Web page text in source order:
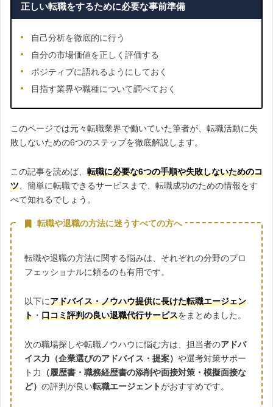
正しい転職をするために必要な事前準備
自己分析を徹底的に行う
自分の市場価値を正しく評価する
ポジティブに語れるようにしておく
目指す業界や職種について調べておく
このページでは元々転職業界で働いていた筆者が、転職活動に失
敗しないための6つのステップを徹底解説します。
この記事を読めば、 転職に必要な6つの手順や失敗しないためのコ
ツ 、簡単に転職できるサービスまで、転職成功のための情報をす
べて知れるでしょう。
転職や退職の方法に迷うすべての方へ
転職や退職の方法に関する悩みは、それぞれの分野のプロ
フェッショナルに頼るのも有用です。
以下にアドバイス・ノウハウ提供に長けた転職エージェン
ト ・ 口コミ評判の良い退職代行サービスをまとめました。
次の職場探しや転職ノウハウに悩む方は、担当者のアドバ
イス力（企業選びのアドバイス・提案） や選考対策サポー
ト力
（履歴書・職務経歴書の添削や面接対策・模擬面接な
ど） の評判が良い転職エージェントがおすすめです。